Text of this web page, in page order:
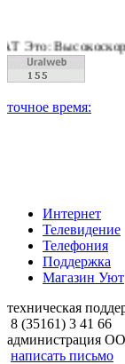
Интернет
Телевидение
Телефония
Поддержка
Магазин Уют
техническая
8 (35161) 3 41 66
администрация
написать письмо